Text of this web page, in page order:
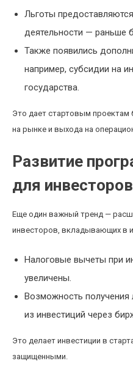
Льготы
деятельности — раньше
Также появились
например, субсидии на
государства.
Это дает стартовым проектам
на рынке и выхода на
Развитие
для инвесторов
Еще один важный тренд —
инвесторов, вкладывающих в
Налоговые вычеты при
увеличены.
Возможность получения
из инвестиций через
Это делает инвестиции в
защищенными.